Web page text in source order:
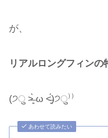
が、
リアルロングフィン
(੭ु ˃̶͈̀ ω ˂̶͈́)੭ु⁾⁾
あわせて読みたい